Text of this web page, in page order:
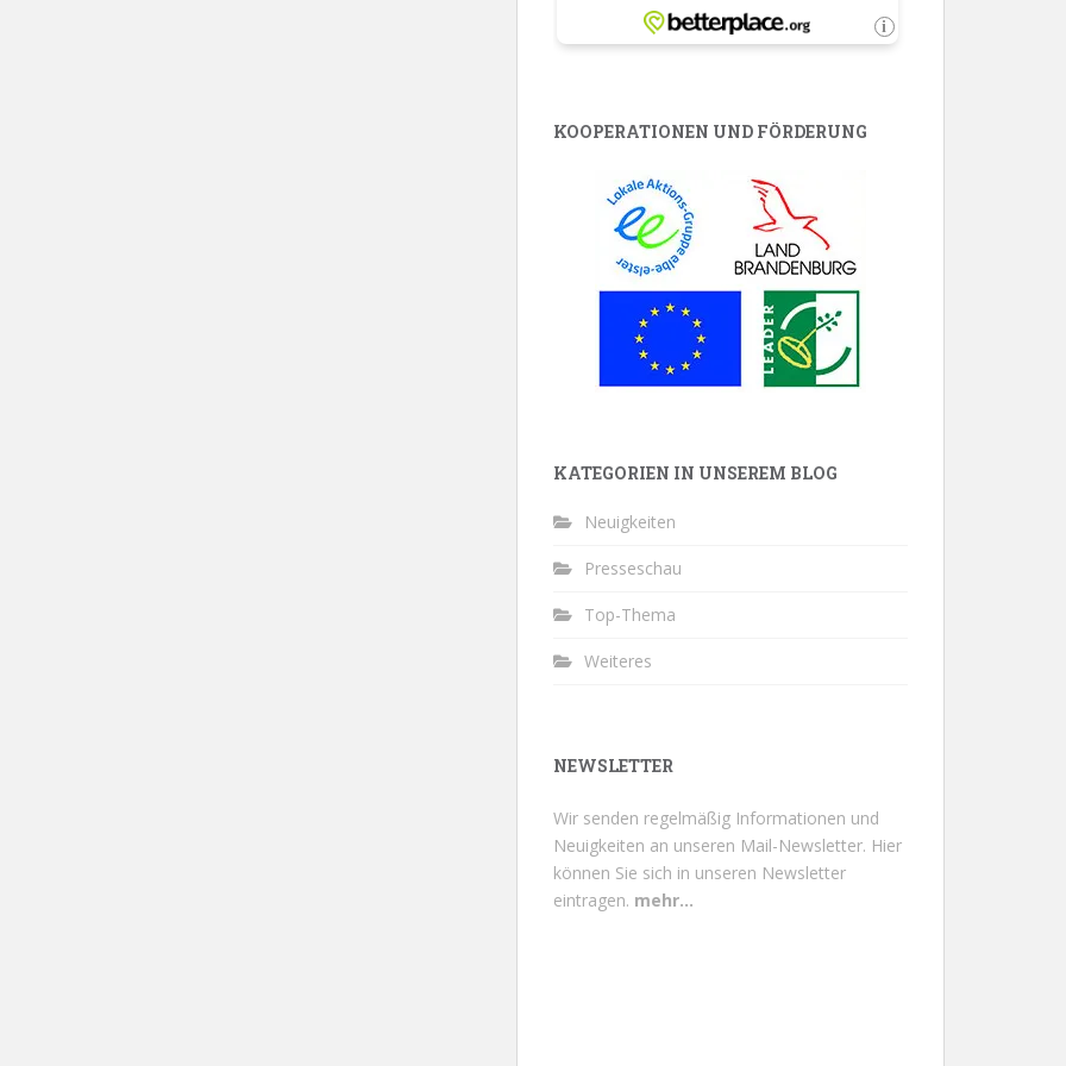
KOOPERATIONEN UND FÖRDERUNG
KATEGORIEN IN UNSEREM BLOG
Neuigkeiten
Presseschau
Top-Thema
Weiteres
NEWSLETTER
Wir senden regelmäßig Informationen und
Neuigkeiten an unseren Mail-Newsletter. Hier
können Sie sich in unseren Newsletter
eintragen. mehr...